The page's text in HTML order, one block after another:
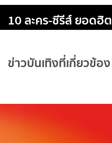
10 ละคร-ซีรีส์ ยอดฮิต
ข่าวบันเทิงที่เกี่ยวข้อง